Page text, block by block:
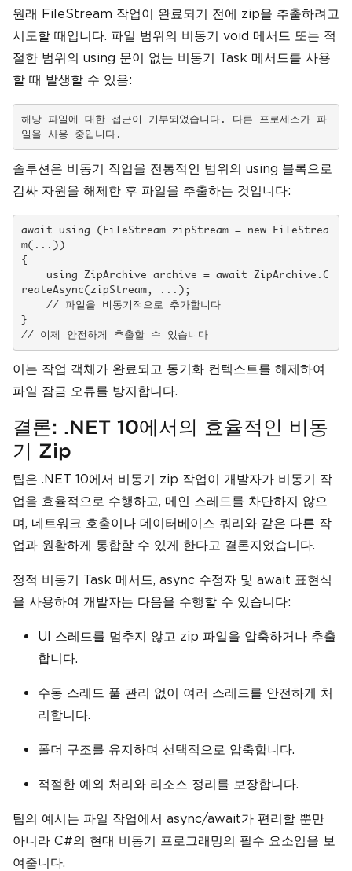
원래 FileStream 작업이 완료되기 전에 zip을 추출하려고
시도할 때입니다. 파일 범위의 비동기 void 메서드 또는 적
절한 범위의 using 문이 없는 비동기 Task 메서드를 사용
할 때 발생할 수 있음:
해당 파일에 대한 접근이 거부되었습니다. 다른 프로세스가 파
일을 사용 중입니다.
솔루션은 비동기 작업을 전통적인 범위의 using 블록으로
감싸 자원을 해제한 후 파일을 추출하는 것입니다:
await using (FileStream zipStream = new FileStrea
m(...))
{
reateAsync(zipStream, ...);
}
// 이제 안전하게 추출할 수 있습니다
이는 작업 객체가 완료되고 동기화 컨텍스트를 해제하여
파일 잠금 오류를 방지합니다.
결론: .NET 10에서의 효율적인 비동
기 Zip
팁은 .NET 10에서 비동기 zip 작업이 개발자가 비동기 작
업을 효율적으로 수행하고, 메인 스레드를 차단하지 않으
며, 네트워크 호출이나 데이터베이스 쿼리와 같은 다른 작
업과 원활하게 통합할 수 있게 한다고 결론지었습니다.
정적 비동기 Task 메서드, async 수정자 및 await 표현식
을 사용하여 개발자는 다음을 수행할 수 있습니다:
UI 스레드를 멈추지 않고 zip 파일을 압축하거나 추출
합니다.
수동 스레드 풀 관리 없이 여러 스레드를 안전하게 처
리합니다.
폴더 구조를 유지하며 선택적으로 압축합니다.
적절한 예외 처리와 리소스 정리를 보장합니다.
팁의 예시는 파일 작업에서 async/await가 편리할 뿐만
아니라 C#의 현대 비동기 프로그래밍의 필수 요소임을 보
여줍니다.